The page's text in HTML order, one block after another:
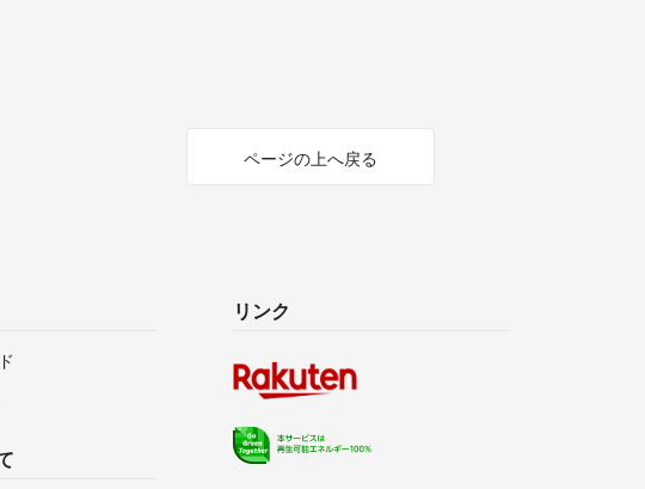
ページの上へ戻る
リンク